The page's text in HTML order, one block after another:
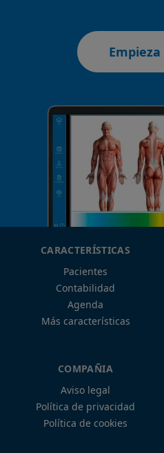
CARACTERÍSTICAS
Pacientes
Contabilidad
Agenda
Más características
COMPAÑIA
Aviso legal
Política de privacidad
Política de cookies